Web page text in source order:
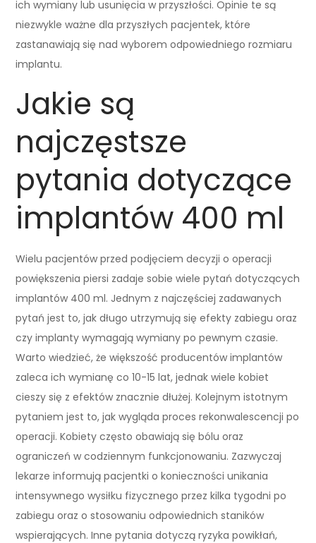
ich wymiany lub usunięcia w przyszłości. Opinie te są
niezwykle ważne dla przyszłych pacjentek, które
zastanawiają się nad wyborem odpowiedniego rozmiaru
implantu.
Jakie są
najczęstsze
pytania dotyczące
implantów 400 ml
Wielu pacjentów przed podjęciem decyzji o operacji
powiększenia piersi zadaje sobie wiele pytań dotyczących
implantów 400 ml. Jednym z najczęściej zadawanych
pytań jest to, jak długo utrzymują się efekty zabiegu oraz
czy implanty wymagają wymiany po pewnym czasie.
Warto wiedzieć, że większość producentów implantów
zaleca ich wymianę co 10-15 lat, jednak wiele kobiet
cieszy się z efektów znacznie dłużej. Kolejnym istotnym
pytaniem jest to, jak wygląda proces rekonwalescencji po
operacji. Kobiety często obawiają się bólu oraz
ograniczeń w codziennym funkcjonowaniu. Zazwyczaj
lekarze informują pacjentki o konieczności unikania
intensywnego wysiłku fizycznego przez kilka tygodni po
zabiegu oraz o stosowaniu odpowiednich staników
wspierających. Inne pytania dotyczą ryzyka powikłań,